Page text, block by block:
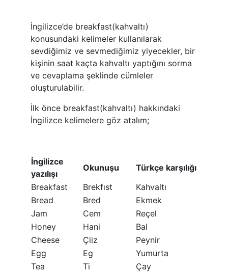
İngilizce’de breakfast(kahvaltı)
konusundaki kelimeler kullanılarak
sevdiğimiz ve sevmediğimiz yiyecekler, bir
kişinin saat kaçta kahvaltı yaptığını sorma
ve cevaplama şeklinde cümleler
oluşturulabilir.
İlk önce breakfast(kahvaltı) hakkındaki
İngilizce kelimelere göz atalım;
İngilizce
yazılışı
Okunuşu
Türkçe karşılığı
Breakfast
Brekfıst
Kahvaltı
Bread
Bred
Ekmek
Jam
Cem
Reçel
Honey
Hani
Bal
Cheese
Çiiz
Peynir
Egg
Eg
Yumurta
Tea
Ti
Çay